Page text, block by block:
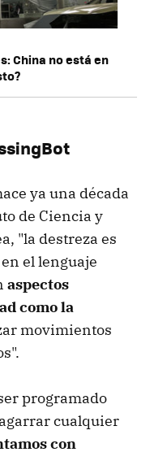
China no está en
ya una década
de Ciencia y
"la destreza es
el lenguaje
aspectos
como la
movimientos
programado
cualquier
con